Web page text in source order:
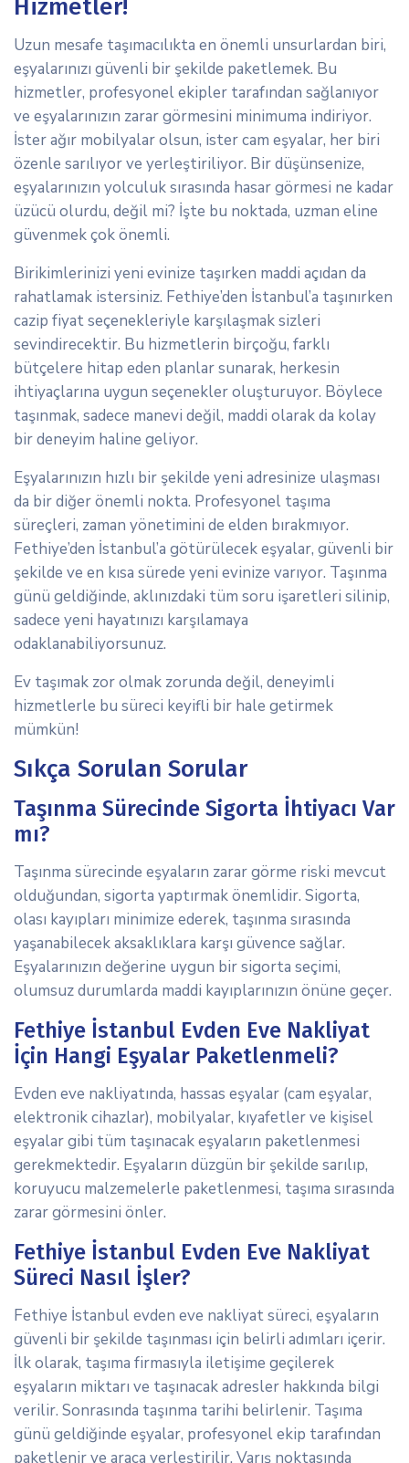
Hizmetler!
Uzun mesafe taşımacılıkta en önemli unsurlardan biri,
eşyalarınızı güvenli bir şekilde paketlemek. Bu
hizmetler, profesyonel ekipler tarafından sağlanıyor
ve eşyalarınızın zarar görmesini minimuma indiriyor.
İster ağır mobilyalar olsun, ister cam eşyalar, her biri
özenle sarılıyor ve yerleştiriliyor. Bir düşünsenize,
eşyalarınızın yolculuk sırasında hasar görmesi ne kadar
üzücü olurdu, değil mi? İşte bu noktada, uzman eline
güvenmek çok önemli.
Birikimlerinizi yeni evinize taşırken maddi açıdan da
rahatlamak istersiniz. Fethiye’den İstanbul’a taşınırken
cazip fiyat seçenekleriyle karşılaşmak sizleri
sevindirecektir. Bu hizmetlerin birçoğu, farklı
bütçelere hitap eden planlar sunarak, herkesin
ihtiyaçlarına uygun seçenekler oluşturuyor. Böylece
taşınmak, sadece manevi değil, maddi olarak da kolay
bir deneyim haline geliyor.
Eşyalarınızın hızlı bir şekilde yeni adresinize ulaşması
da bir diğer önemli nokta. Profesyonel taşıma
süreçleri, zaman yönetimini de elden bırakmıyor.
Fethiye’den İstanbul’a götürülecek eşyalar, güvenli bir
şekilde ve en kısa sürede yeni evinize varıyor. Taşınma
günü geldiğinde, aklınızdaki tüm soru işaretleri silinip,
sadece yeni hayatınızı karşılamaya
odaklanabiliyorsunuz.
Ev taşımak zor olmak zorunda değil, deneyimli
hizmetlerle bu süreci keyifli bir hale getirmek
mümkün!
Sıkça Sorulan Sorular
Taşınma Sürecinde Sigorta İhtiyacı Var
mı?
Taşınma sürecinde eşyaların zarar görme riski mevcut
olduğundan, sigorta yaptırmak önemlidir. Sigorta,
olası kayıpları minimize ederek, taşınma sırasında
yaşanabilecek aksaklıklara karşı güvence sağlar.
Eşyalarınızın değerine uygun bir sigorta seçimi,
olumsuz durumlarda maddi kayıplarınızın önüne geçer.
Fethiye İstanbul Evden Eve Nakliyat
İçin Hangi Eşyalar Paketlenmeli?
Evden eve nakliyatında, hassas eşyalar (cam eşyalar,
elektronik cihazlar), mobilyalar, kıyafetler ve kişisel
eşyalar gibi tüm taşınacak eşyaların paketlenmesi
gerekmektedir. Eşyaların düzgün bir şekilde sarılıp,
koruyucu malzemelerle paketlenmesi, taşıma sırasında
zarar görmesini önler.
Fethiye İstanbul Evden Eve Nakliyat
Süreci Nasıl İşler?
Fethiye İstanbul evden eve nakliyat süreci, eşyaların
güvenli bir şekilde taşınması için belirli adımları içerir.
İlk olarak, taşıma firmasıyla iletişime geçilerek
eşyaların miktarı ve taşınacak adresler hakkında bilgi
verilir. Sonrasında taşınma tarihi belirlenir. Taşıma
günü geldiğinde eşyalar, profesyonel ekip tarafından
paketlenir ve araca yerleştirilir. Varış noktasında